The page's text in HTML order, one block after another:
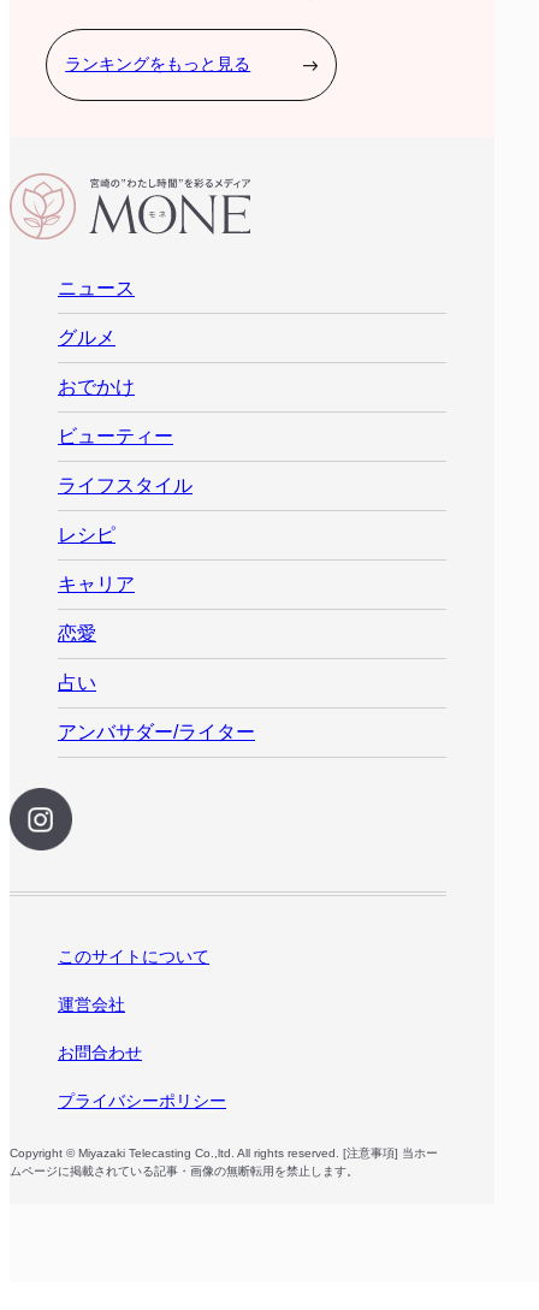
ランキングをもっと見る
ニュース
グルメ
おでかけ
ビューティー
ライフスタイル
レシピ
キャリア
恋愛
占い
アンバサダー/ライター
このサイトについて
運営会社
お問合わせ
プライバシーポリシー
Copyright © Miyazaki Telecasting Co.,ltd. All rights reserved. [注意事項] 当ホー
ムページに掲載されている記事・画像の無断転用を禁止します。